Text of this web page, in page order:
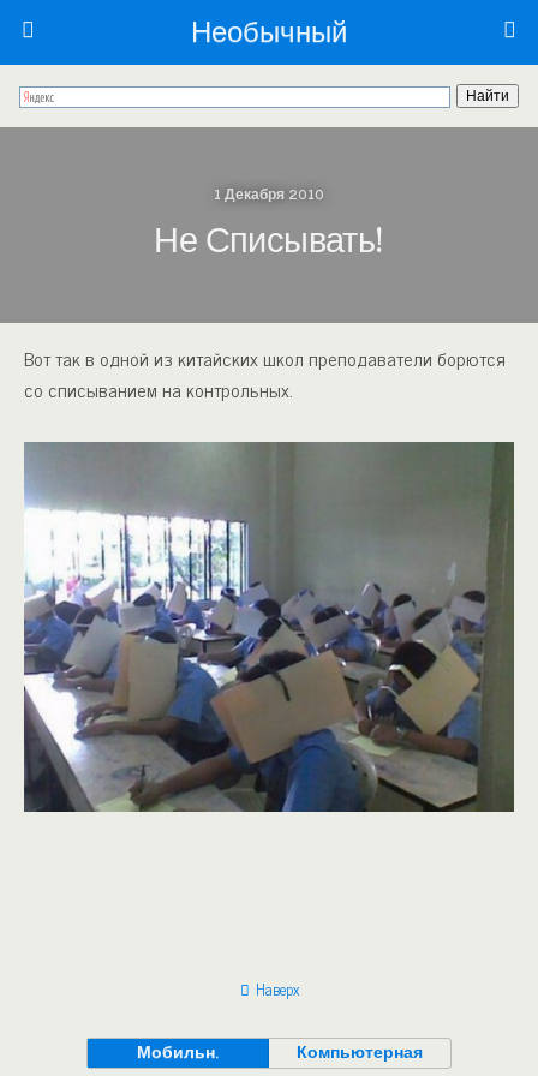
Необычный
1 Декабря 2010
Не Списывать!
Вот так в одной из китайских школ преподаватели борются
со списыванием на контрольных.
Наверх
Мобильн. Компьютерная